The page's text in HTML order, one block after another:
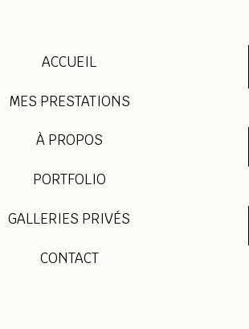
ACCUEIL
MES PRESTATIONS
À PROPOS
PORTFOLIO
GALLERIES PRIVÉS
CONTACT